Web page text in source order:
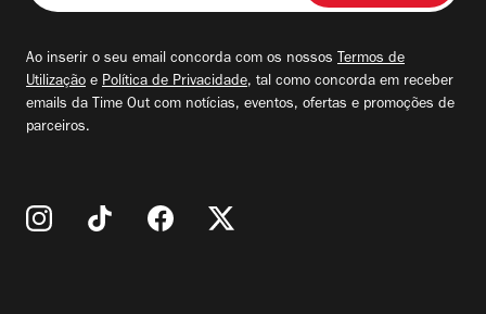
seu
Ao inserir o seu email concorda com os nossos Termos de
Utilização e Política de Privacidade, tal como concorda em receber
emails da Time Out com notícias, eventos, ofertas e promoções de
parceiros.